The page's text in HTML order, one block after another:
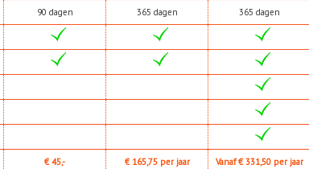
90 dagen 365 dagen 365 dagen
€ 45,- € 165,75 per jaar Vanaf € 331,50 per jaar